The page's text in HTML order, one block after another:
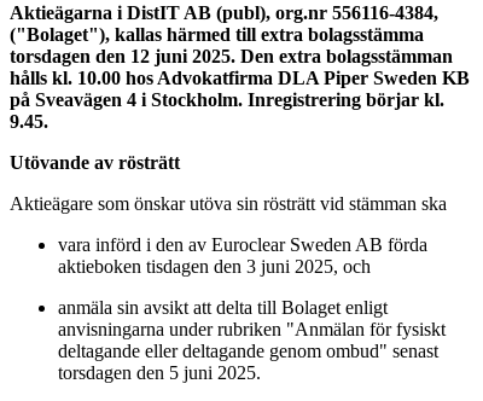
Aktieägarna i DistIT AB (publ), org.nr 556116-4384,
("Bolaget"), kallas härmed till extra bolagsstämma
torsdagen den 12 juni 2025. Den extra bolagsstämman
hålls kl. 10.00 hos Advokatfirma DLA Piper Sweden KB
på Sveavägen 4 i Stockholm. Inregistrering börjar kl.
9.45.
Utövande av rösträtt
Aktieägare som önskar utöva sin rösträtt vid stämman ska
vara införd i den av Euroclear Sweden AB förda
aktieboken tisdagen den 3 juni 2025, och
anmäla sin avsikt att delta till Bolaget enligt
anvisningarna under rubriken "Anmälan för fysiskt
deltagande eller deltagande genom ombud" senast
torsdagen den 5 juni 2025.